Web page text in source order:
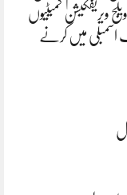
ویریفکیشن کمیٹیوں
اسمبلی میں کرنے